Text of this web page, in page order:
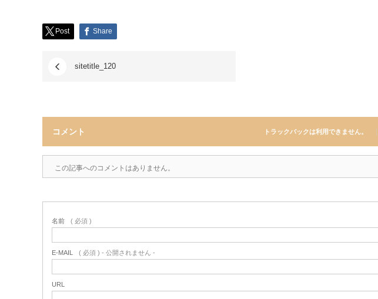
Post Share
sitetitle_120
コメント トラックバックは利用できません。
この記事へのコメントはありません。
名前 ( 必須 )
E-MAIL ( 必須 ) - 公開されません -
URL